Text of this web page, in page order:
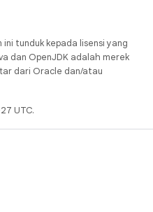
tunduk kepada lisensi yang
dan OpenJDK adalah merek
dari Oracle dan/atau
UTC.